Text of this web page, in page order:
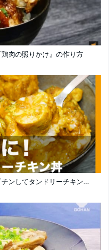
鶏肉の照りかけ』の作り方
ンしてタンドリーチキン...